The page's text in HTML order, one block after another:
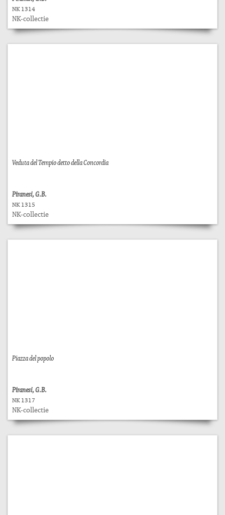
NK 1314
NK-collectie
Veduta del Tempio detto della Concordia
Piranesi, G.B.
NK 1315
NK-collectie
Piazza del popolo
Piranesi, G.B.
NK 1317
NK-collectie